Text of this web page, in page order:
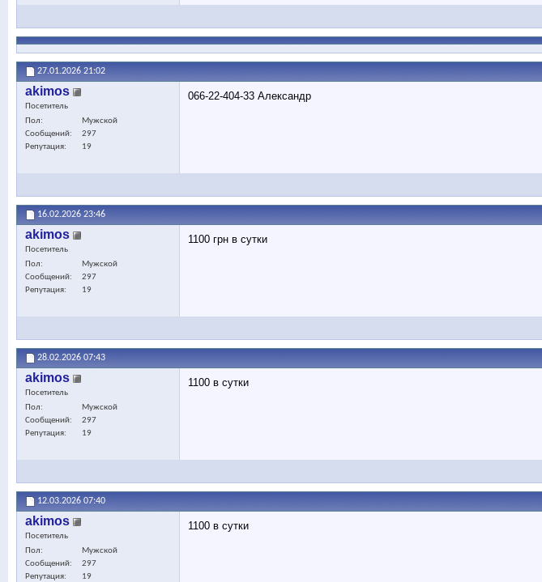
27.01.2026 21:02
akimos
Посетитель
Пол
Мужской
Сообщений
297
Репутация
19
066-22-404-33 Александр
16.02.2026 23:46
akimos
Посетитель
Пол
Мужской
Сообщений
297
Репутация
19
1100 грн в сутки
28.02.2026 07:43
akimos
Посетитель
Пол
Мужской
Сообщений
297
Репутация
19
1100 в сутки
12.03.2026 07:40
akimos
Посетитель
Пол
Мужской
Сообщений
297
Репутация
19
1100 в сутки